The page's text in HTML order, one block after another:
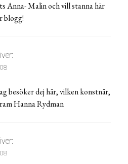
Anna- Malin och vill stanna här
blogg!
besöker dej här, vilken konstnär,
Hanna Rydman